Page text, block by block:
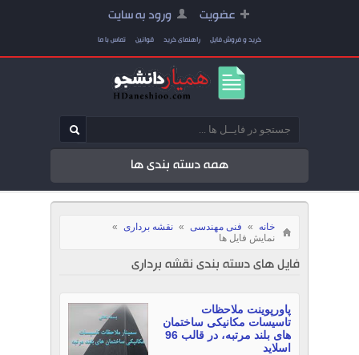
عضویت ورود به سایت
خرید و فروش فایل راهنمای خرید قوانین تماس با ما
همه دسته بندی ها
خانه » فنی مهندسی » نقشه برداری »
نمایش فایل ها
فایل های دسته بندی نقشه برداری
پاورپوینت ملاحظات
تاسیسات مکانیکی ساختمان
های بلند مرتبه، در قالب 96
اسلاید